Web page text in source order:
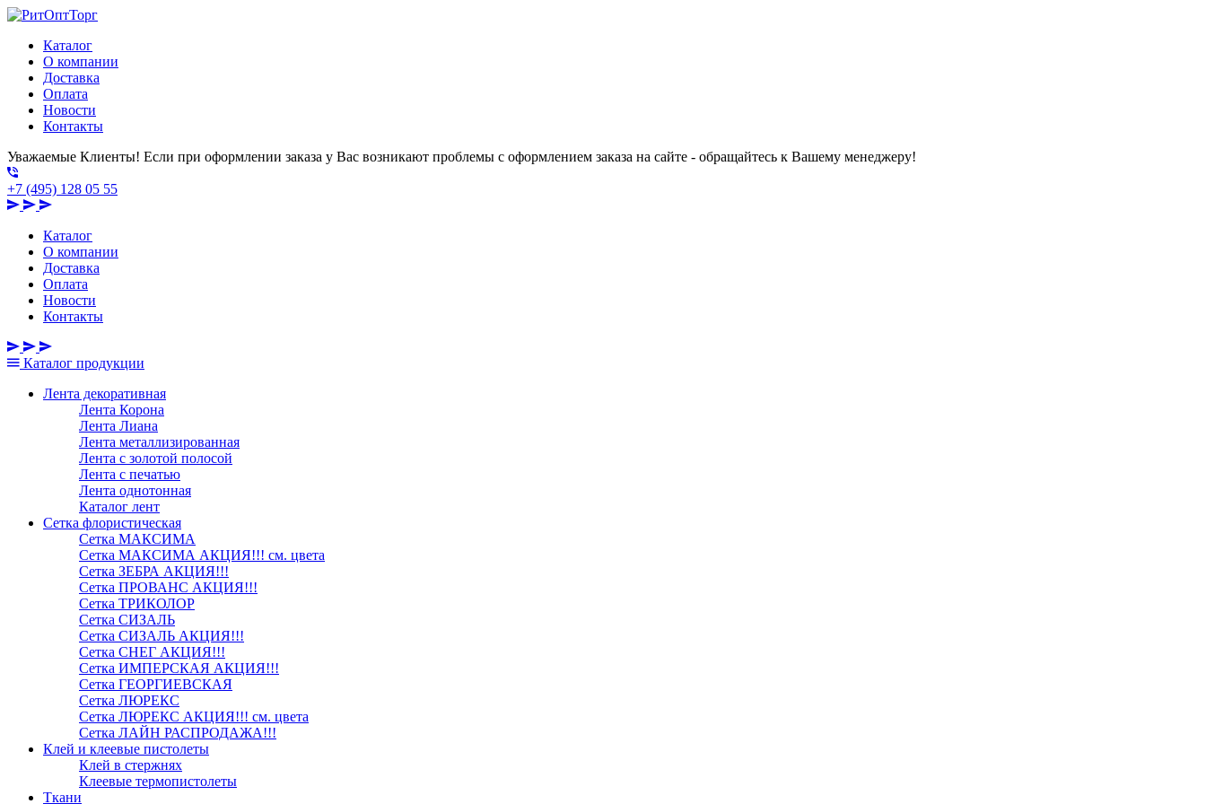
Каталог
О компании
Доставка
Оплата
Новости
Контакты
Уважаемые Клиенты! Если при оформлении заказа у Вас возникают проблемы с оформлением заказа на сайте - обращайтесь к Вашему менеджеру!
+7 (495) 128 05 55
Каталог
О компании
Доставка
Оплата
Новости
Контакты
Каталог продукции
Лента декоративная
Лента Корона
Лента Лиана
Лента металлизированная
Лента с золотой полосой
Лента с печатью
Лента однотонная
Каталог лент
Сетка флористическая
Сетка МАКСИМА
Сетка МАКСИМА АКЦИЯ!!! см. цвета
Сетка ЗЕБРА АКЦИЯ!!!
Сетка ПРОВАНС АКЦИЯ!!!
Сетка ТРИКОЛОР
Сетка СИЗАЛЬ
Сетка СИЗАЛЬ АКЦИЯ!!!
Сетка СНЕГ АКЦИЯ!!!
Сетка ИМПЕРСКАЯ АКЦИЯ!!!
Сетка ГЕОРГИЕВСКАЯ
Сетка ЛЮРЕКС
Сетка ЛЮРЕКС АКЦИЯ!!! см. цвета
Сетка ЛАЙН РАСПРОДАЖА!!!
Клей и клеевые пистолеты
Клей в стержнях
Клеевые термопистолеты
Ткани